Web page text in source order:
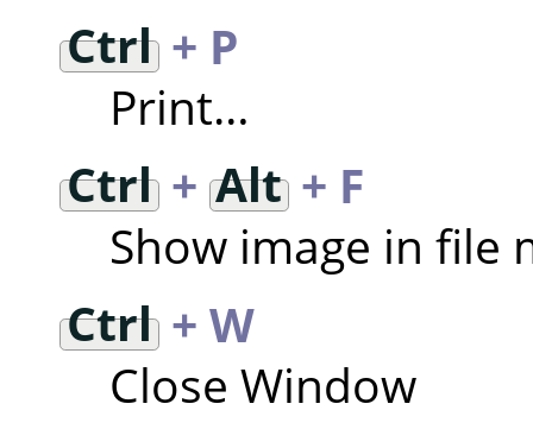
Ctrl+ P
Print…
Ctrl+ Alt + F
Show image in file
Ctrl+ W
Close Window